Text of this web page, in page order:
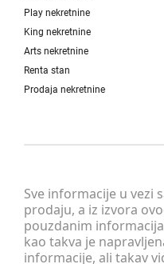
Sve informacije u vezi
prodaju, a iz izvora
pouzdanim
kao takva je
informacije, ali takav
Play nekretnine
King nekretnine
Arts nekretnine
Renta stan
Prodaja nekretnine